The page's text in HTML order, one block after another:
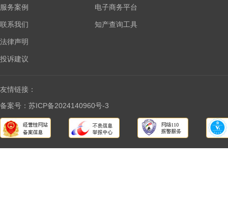
服务案例
联系我们
法律声明
投诉建议
电子商务平台
知产查询工具
友情链接：
备案号：苏ICP备2024140960号-3